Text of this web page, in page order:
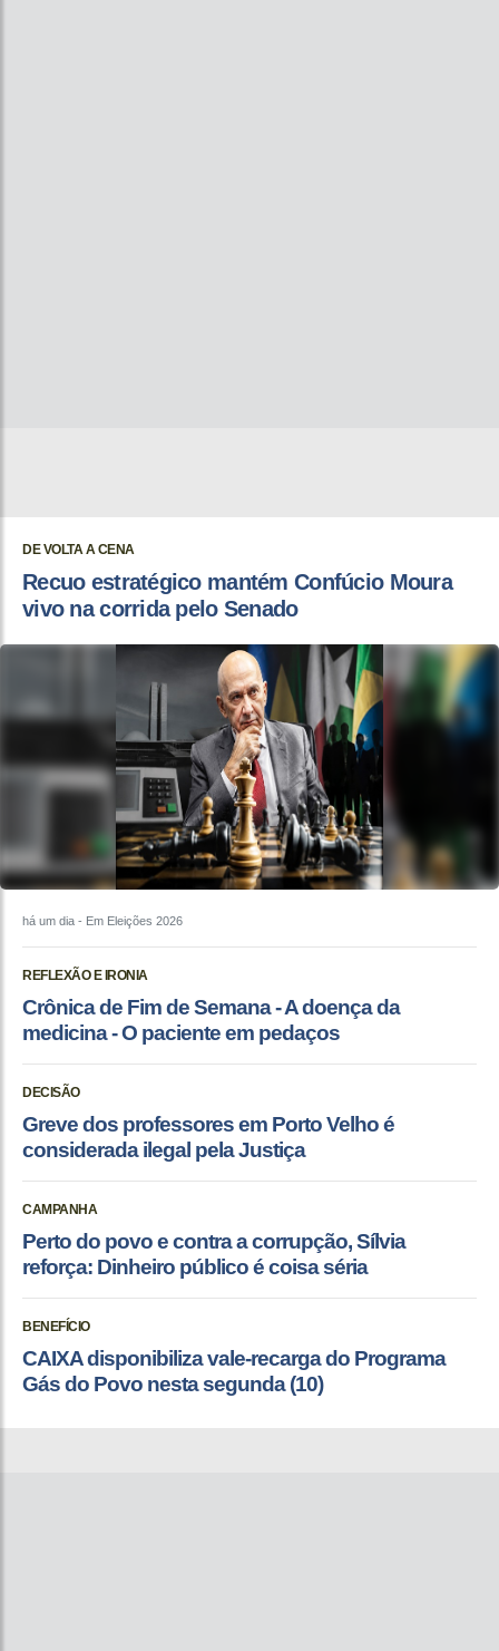
DE VOLTA A CENA
Recuo estratégico mantém Confúcio Moura
vivo na corrida pelo Senado
há um dia - Em Eleições 2026
REFLEXÃO E IRONIA
Crônica de Fim de Semana - A doença da
medicina - O paciente em pedaços
DECISÃO
Greve dos professores em Porto Velho é
considerada ilegal pela Justiça
CAMPANHA
Perto do povo e contra a corrupção, Sílvia
reforça: Dinheiro público é coisa séria
BENEFÍCIO
CAIXA disponibiliza vale-recarga do Programa
Gás do Povo nesta segunda (10)